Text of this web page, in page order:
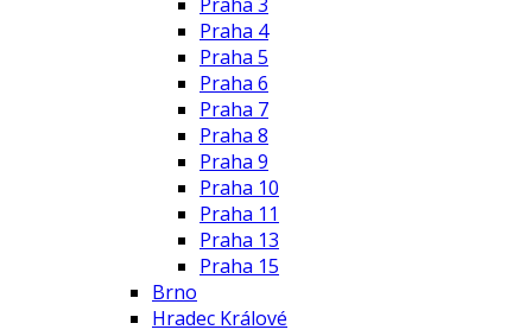
Praha 4
Praha 5
Praha 6
Praha 7
Praha 8
Praha 9
Praha 10
Praha 11
Praha 13
Praha 15
Brno
Hradec Králové